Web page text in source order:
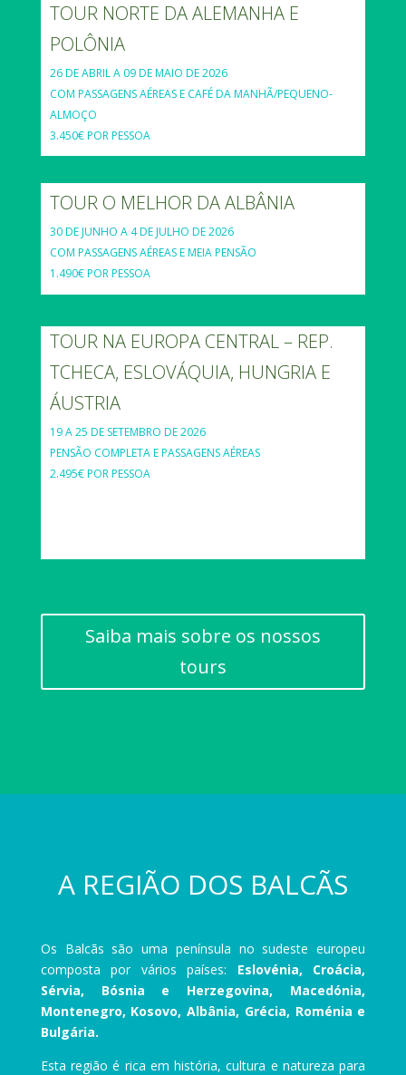
TOUR NORTE DA ALEMANHA E
POLÔNIA
26 DE ABRIL A 09 DE MAIO DE 2026
COM PASSAGENS AÉREAS E CAFÉ DA MANHÃ/PEQUENO-
ALMOÇO
3.450€ POR PESSOA
TOUR O MELHOR DA ALBÂNIA
30 DE JUNHO A 4 DE JULHO DE 2026
COM PASSAGENS AÉREAS E MEIA PENSÃO
1.490€ POR PESSOA
TOUR NA EUROPA CENTRAL – REP.
TCHECA, ESLOVÁQUIA, HUNGRIA E
ÁUSTRIA
19 A 25 DE SETEMBRO DE 2026
PENSÃO COMPLETA E PASSAGENS AÉREAS
2.495€ POR PESSOA
Saiba mais sobre os nossos
tours
A REGIÃO DOS BALCÃS
Os Balcãs são uma península no sudeste europeu
composta por vários países: Eslovénia, Croácia,
Sérvia, Bósnia e Herzegovina, Macedónia,
Montenegro, Kosovo, Albânia, Grécia, Roménia e
Bulgária.
Esta região é rica em história, cultura e natureza para